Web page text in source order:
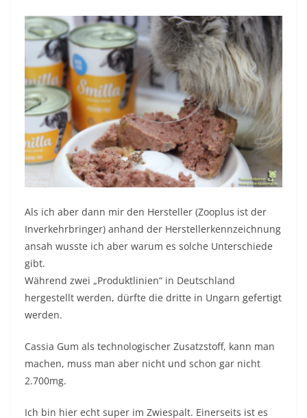
Als ich aber dann mir den Hersteller (Zooplus ist der
Inverkehrbringer) anhand der Herstellerkennzeichnung
ansah wusste ich aber warum es solche Unterschiede
gibt.
Während zwei „Produktlinien“ in Deutschland
hergestellt werden, dürfte die dritte in Ungarn gefertigt
werden.
Cassia Gum als technologischer Zusatzstoff, kann man
machen, muss man aber nicht und schon gar nicht
2.700mg.
Ich bin hier echt super im Zwiespalt. Einerseits ist es